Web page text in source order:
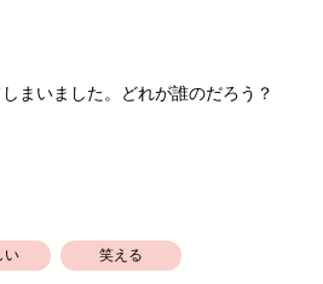
まいました。どれが誰のだろう？
い 笑える